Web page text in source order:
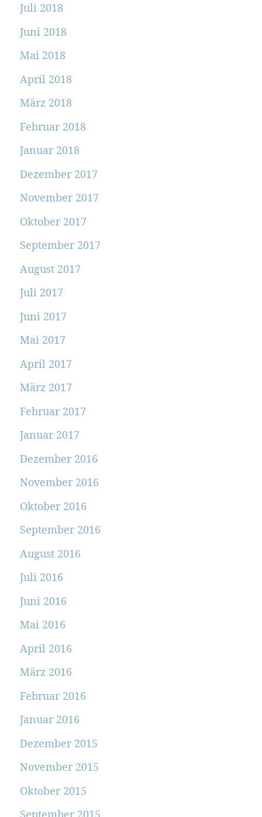
Juli 2018
Juni 2018
Mai 2018
April 2018
März 2018
Februar 2018
Januar 2018
Dezember 2017
November 2017
Oktober 2017
September 2017
August 2017
Juli 2017
Juni 2017
Mai 2017
April 2017
März 2017
Februar 2017
Januar 2017
Dezember 2016
November 2016
Oktober 2016
September 2016
August 2016
Juli 2016
Juni 2016
Mai 2016
April 2016
März 2016
Februar 2016
Januar 2016
Dezember 2015
November 2015
Oktober 2015
September 2015